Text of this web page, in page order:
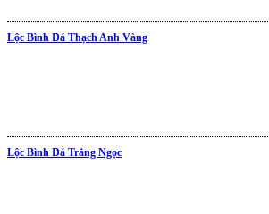
Lộc Bình Đá Thạch Anh Vàng
Lộc Bình Đá Trắng Ngọc